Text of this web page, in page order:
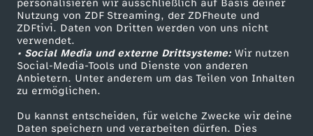
personalisieren wir ausschließlich auf Basis deiner
Nutzung von ZDF Streaming, der ZDFheute und
ZDFtivi. Daten von Dritten werden von uns nicht
verwendet.
• Social Media und externe Drittsysteme:Wir nutzen
Social-Media-Tools und Dienste von anderen
Anbietern. Unter anderem um das Teilen von Inhalten
zu ermöglichen.
Du kannst entscheiden, für welche Zwecke wir deine
Daten speichern und verarbeiten dürfen. Dies
e
c
h
ZDF Unternehmen
Karriere
ZDF goes Schule